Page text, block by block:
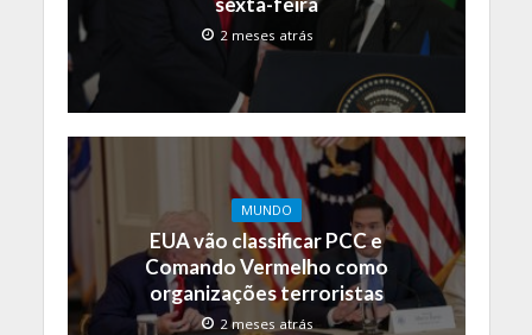
2 meses atrás
MUNDO
EUA vão classificar PCC e
Comando Vermelho como
organizações terroristas
2 meses atrás